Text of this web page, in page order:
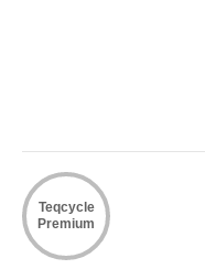
Teqcycle
Premium